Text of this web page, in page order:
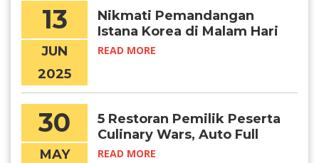
13
JUN
2025
Nikmati Pemandangan
Istana Korea di Malam Hari
Lewat Program Ini
READ MORE
30
MAY
5 Restoran Pemilik Peserta
Culinary Wars, Auto Full
Booked!
READ MORE